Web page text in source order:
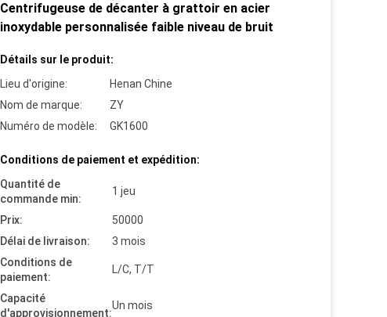
Centrifugeuse de décanter à grattoir en acier
inoxydable personnalisée faible niveau de bruit
Détails sur le produit:
Lieu d'origine:
Henan Chine
Nom de marque:
ZY
Numéro de modèle:
GK1600
Conditions de paiement et expédition:
Quantité de
commande min:
1 jeu
Prix:
50000
Délai de livraison:
3 mois
Conditions de
paiement:
L/C, T/T
Capacité
d'approvisionnement:
Un mois